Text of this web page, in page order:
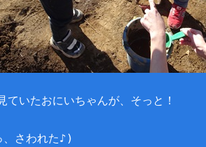
ていたおにいちゃんが、そっと！
、さわれた♪)